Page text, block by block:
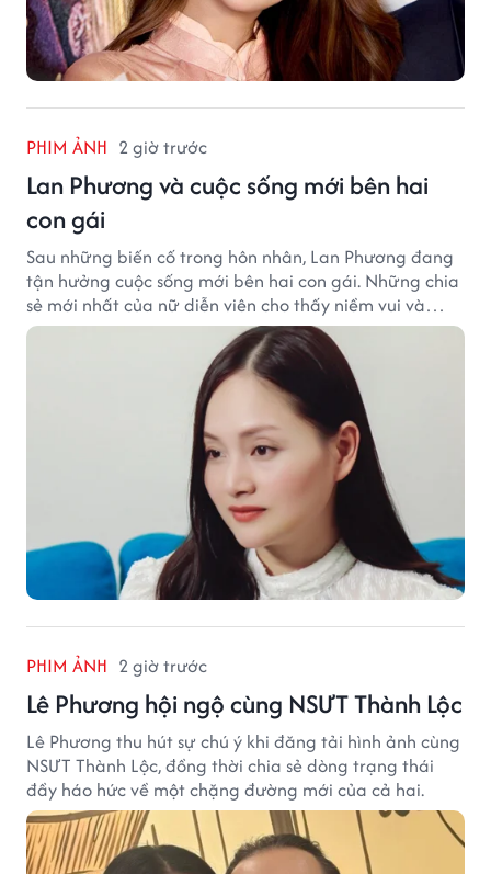
PHIM ẢNH 2 giờ trước
Lan Phương và cuộc sống mới bên hai
con gái
Sau những biến cố trong hôn nhân, Lan Phương đang
tận hưởng cuộc sống mới bên hai con gái. Những chia
sẻ mới nhất của nữ diễn viên cho thấy niềm vui và
hạnh phúc hiện tại đến từ những điều bình dị mỗi
PHIM ẢNH 2 giờ trước
Lê Phương hội ngộ cùng NSƯT Thành Lộc
Lê Phương thu hút sự chú ý khi đăng tải hình ảnh cùng
NSƯT Thành Lộc, đồng thời chia sẻ dòng trạng thái
đầy háo hức về một chặng đường mới của cả hai.